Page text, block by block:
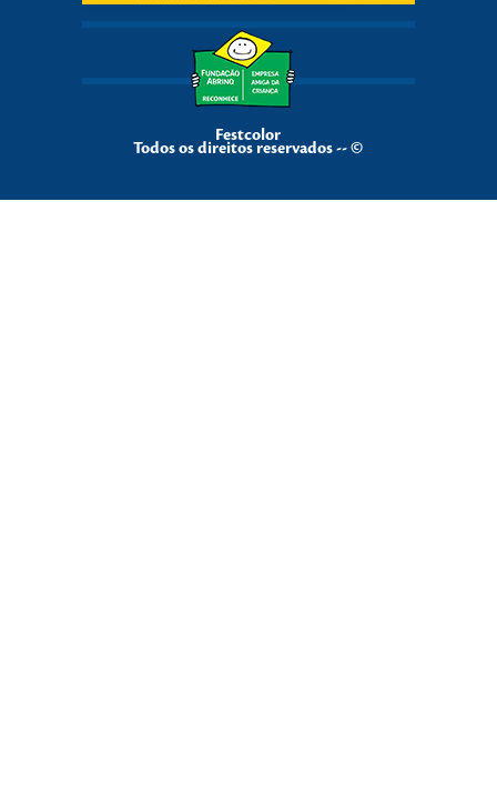
Festcolor
Todos os direitos reservados -- ©